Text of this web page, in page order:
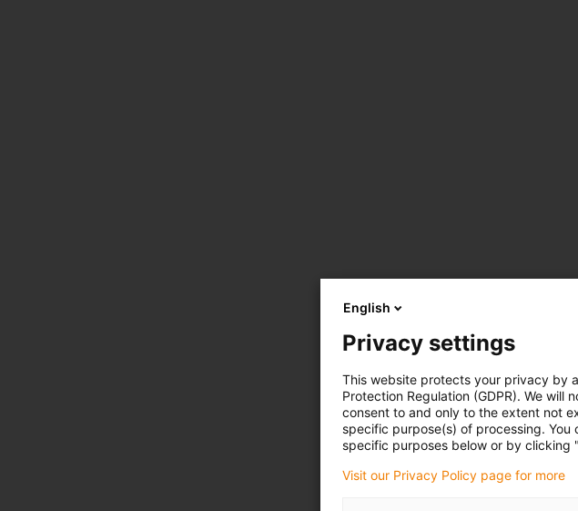
English
Privacy settings
This website protects your privacy by
Protection Regulation (GDPR). We
consent to and only to the extent not
specific purpose(s) of processing.
specific purposes below or by clicking
Visit our Privacy Policy page for more